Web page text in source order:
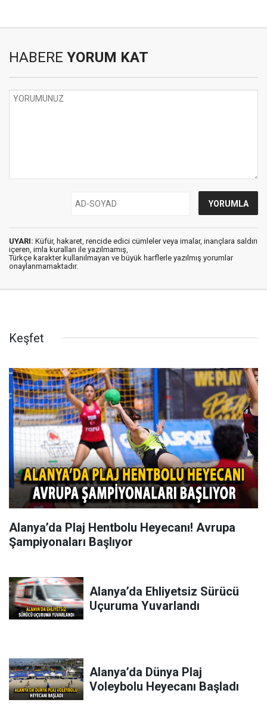
HABERE YORUM KAT
UYARI: Küfür, hakaret, rencide edici cümleler veya imalar, inançlara saldırı
içeren, imla kuralları ile yazılmamış,
Türkçe karakter kullanılmayan ve büyük harflerle yazılmış yorumlar
onaylanmamaktadır.
Keşfet
Alanya’da Plaj Hentbolu Heyecanı! Avrupa
Şampiyonaları Başlıyor
Alanya’da Ehliyetsiz Sürücü
Uçuruma Yuvarlandı
Alanya’da Dünya Plaj
Voleybolu Heyecanı Başladı